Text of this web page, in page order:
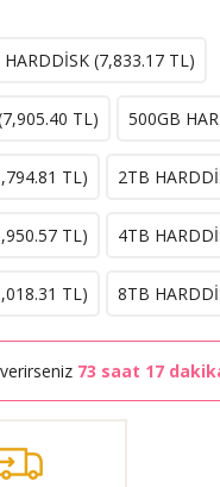
(7,833.17 TL)
7,905.40 TL) 500GB
TL) 2TB
TL) 4TB
TL) 8TB
73 saat 17